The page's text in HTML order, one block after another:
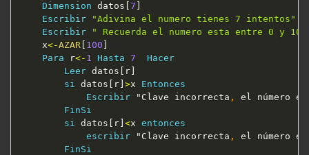
Dimension datos[ 7
Escribir
"Adivina el numero tienes 7 intentos"
Escribir
" Recuerda el numero esta entre 0 y
	x
<-AZAR 100
Para r<- 1 Hasta 7
Hacer
Leer datos[r]
si datos[r] >x Entonces
Escribir "Clave incorrecta ,
el número es
FinSi
si datos[r] <x entonces
escribir "Clave incorrecta ,
el número es
FinSi